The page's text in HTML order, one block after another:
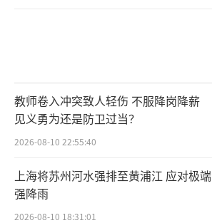
教师卷入冲突致人轻伤 不服降岗降薪
见义勇为还是防卫过当？
2026-08-10 22:55:40
上海将苏州河水强排至黄浦江 应对极端
强降雨
2026-08-10 18:31:01